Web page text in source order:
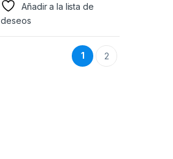
Añadir a la lista de
deseos
1 2